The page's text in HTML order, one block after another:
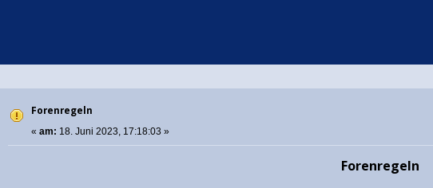
Forenregeln
«am: 18. Juni 2023, 17:18:03 »
Forenregeln